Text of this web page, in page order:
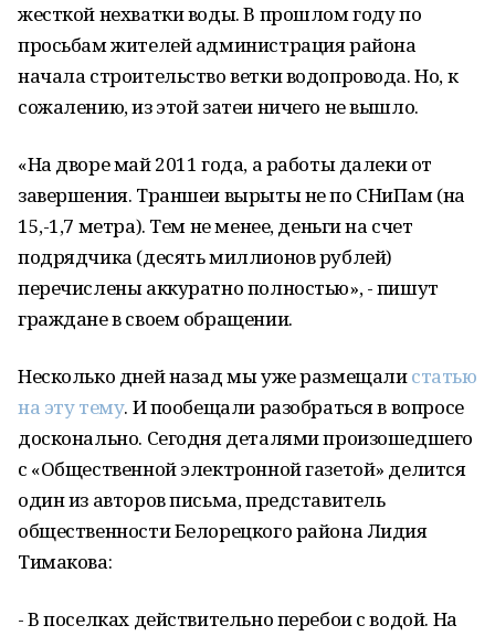
жесткой нехватки воды. В прошлом году по
просьбам жителей администрация района
начала строительство ветки водопровода. Но, к
сожалению, из этой затеи ничего не вышло.
«На дворе май 2011 года, а работы далеки от
завершения. Траншеи вырыты не по СНиПам (на
15,-1,7 метра). Тем не менее, деньги на счет
подрядчика (десять миллионов рублей)
перечислены аккуратно полностью», - пишут
граждане в своем обращении.
Несколько дней назад мы уже размещалистатью
на эту тему. И пообещали разобраться в вопросе
досконально. Сегодня деталями произошедшего
с «Общественной электронной газетой» делится
один из авторов письма, представитель
общественности Белорецкого района Лидия
Тимакова:
- В поселках действительно перебои с водой. На